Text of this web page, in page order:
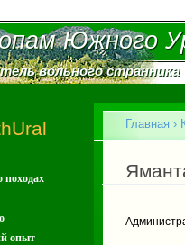
Южного
Южного
вольного странника
вольного странника
походах
опыт
Вы
Главная ›